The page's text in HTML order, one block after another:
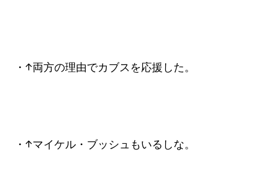
・↑両方の理由でカブスを応援した。
・↑マイケル・ブッシュもいるしな。